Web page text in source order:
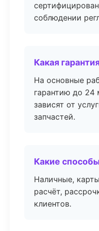
соблюдении
Какая
На основные
гарантию до 24
зависят от
запчастей.
Какие
Наличные,
расчёт,
клиентов.